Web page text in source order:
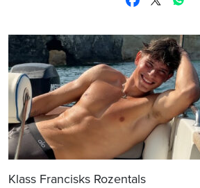
Klass Francisks Rozentals